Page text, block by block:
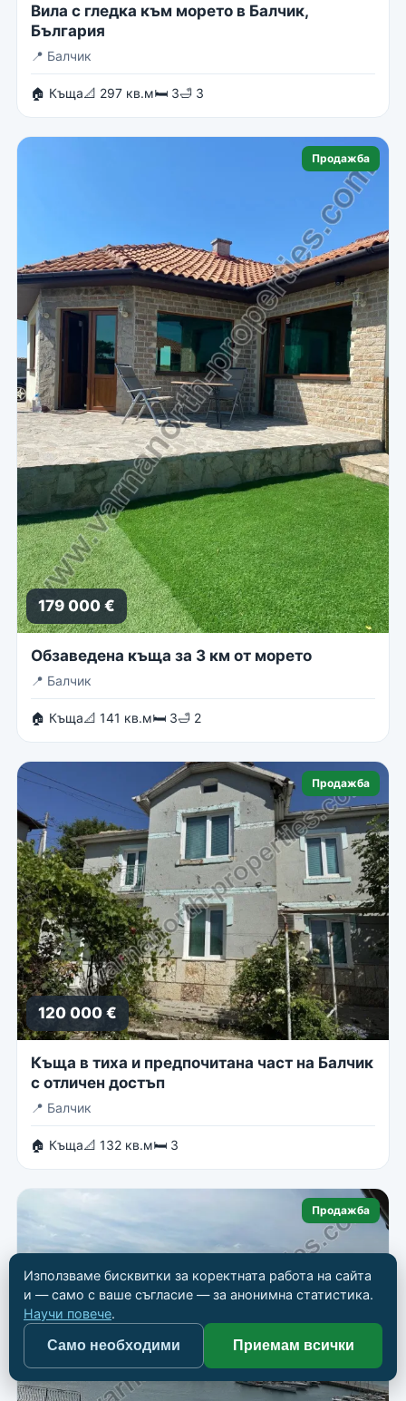
Вила с гледка към морето в Балчик,
България
📍 Балчик
🏠 Къща📐 297 кв.м🛏 3🛁 3
Продажба
179 000 €
Обзаведена къща за 3 км от морето
📍 Балчик
🏠 Къща📐 141 кв.м🛏 3🛁 2
Продажба
120 000 €
Къща в тиха и предпочитана част на Балчик
с отличен достъп
📍 Балчик
🏠 Къща📐 132 кв.м🛏 3
Продажба
Използваме бисквитки за коректната работа на сайта
и — само с ваше съгласие — за анонимна статистика.
Научи повече.
Само необходими Приемам всички